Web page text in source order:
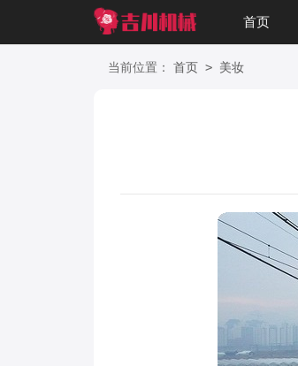
首页
星座
当前位置： 首页 > 美妆